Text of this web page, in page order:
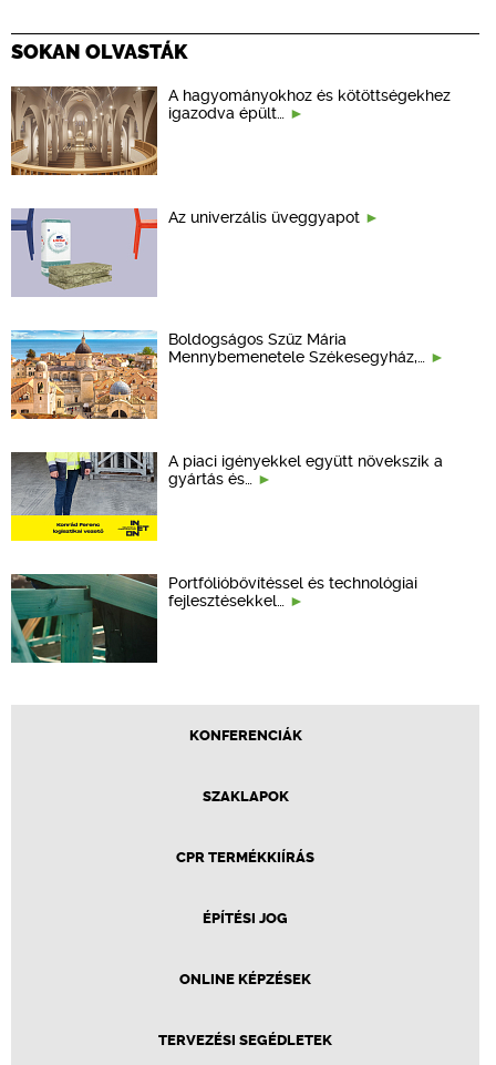
SOKAN OLVASTÁK
A hagyományokhoz és kötöttségekhez
igazodva épült…
Az univerzális üveggyapot
Boldogságos Szűz Mária
Mennybemenetele Székesegyház,…
A piaci igényekkel együtt növekszik a
gyártás és…
Portfólióbővítéssel és technológiai
fejlesztésekkel…
KONFERENCIÁK
SZAKLAPOK
CPR TERMÉKKIÍRÁS
ÉPÍTÉSI JOG
ONLINE KÉPZÉSEK
TERVEZÉSI SEGÉDLETEK